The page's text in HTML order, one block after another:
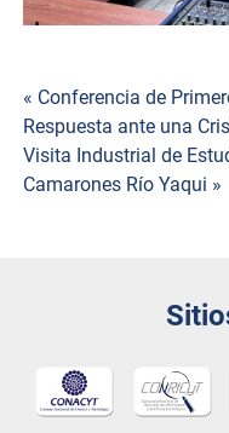
Navegación
de
entradas
« Conferencia de
Respuesta ante una
Visita Industrial de
Camarones Río Yaqui »